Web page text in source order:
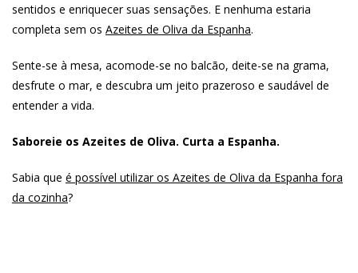
sentidos e enriquecer suas sensações. E nenhuma estaria
completa sem os Azeites de Oliva da Espanha.
Sente-se à mesa, acomode-se no balcão, deite-se na grama,
desfrute o mar, e descubra um jeito prazeroso e saudável de
entender a vida.
Saboreie os Azeites de Oliva. Curta a Espanha.
Sabia que é possível utilizar os Azeites de Oliva da Espanha fora
da cozinha?